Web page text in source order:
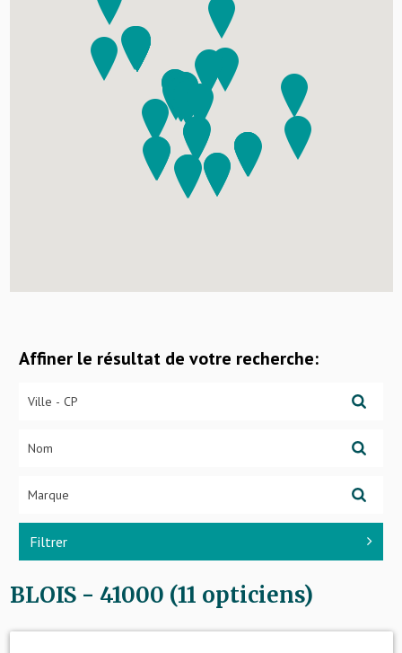
Affiner le résultat de votre recherche:
Filtrer
BLOIS - 41000 (11 opticiens)